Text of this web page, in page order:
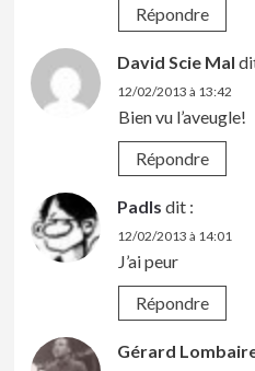
Répondre
David Scie Mal
12/02/2013 à 13:42
Bien vu l’aveugle!
Répondre
Padls dit :
12/02/2013 à 14:01
J’ai peur
Répondre
Gérard